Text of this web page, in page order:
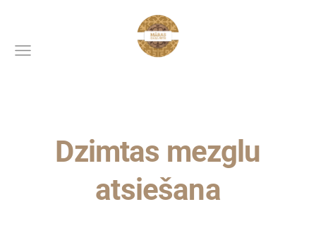
Dzimtas mezglu
atsiešana